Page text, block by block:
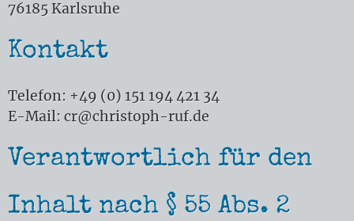
76185 Karlsruhe
Kontakt
Telefon: +49 (0) 151 194 421 34
E-Mail: cr@christoph-ruf.de
Verantwortlich für den
Inhalt nach § 55 Abs. 2